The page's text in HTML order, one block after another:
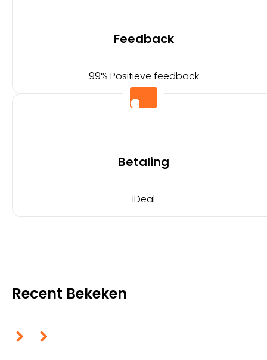
Feedback
99% Positieve feedback
Betaling
iDeal
Recent Bekeken